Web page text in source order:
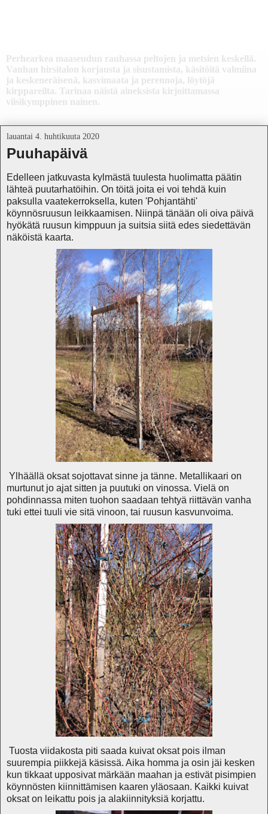
Perhearkea maaseudun rauhassa peltojen ja metsien keskellä.
Vanhan hirsitalon korjausta ja sisustamista, käsitöitä valmiina
ja keskeneräisenä, kasvimaata ja perennoja, löytöjä
kirppareilta. Tarinaa näistä aineksista kirjoittamassa
viisikymppinen nainen.
lauantai 4. huhtikuuta 2020
Puuhapäivä
Edelleen jatkuvasta kylmästä tuulesta huolimatta päätin
lähteä puutarhatöihin. On töitä joita ei voi tehdä kuin
paksulla vaatekerroksella, kuten 'Pohjantähti'
köynnösruusun leikkaamisen. Niinpä tänään oli oiva päivä
hyökätä ruusun kimppuun ja suitsia siitä edes siedettävän
näköistä kaarta.
Ylhäällä oksat sojottavat sinne ja tänne. Metallikaari on
murtunut jo ajat sitten ja puutuki on vinossa. Vielä on
pohdinnassa miten tuohon saadaan tehtyä riittävän vanha
tuki ettei tuuli vie sitä vinoon, tai ruusun kasvunvoima.
Tuosta viidakosta piti saada kuivat oksat pois ilman
suurempia piikkejä käsissä. Aika homma ja osin jäi kesken
kun tikkaat upposivat märkään maahan ja estivät pisimpien
köynnösten kiinnittämisen kaaren yläosaan. Kaikki kuivat
oksat on leikattu pois ja alakiinnityksiä korjattu.